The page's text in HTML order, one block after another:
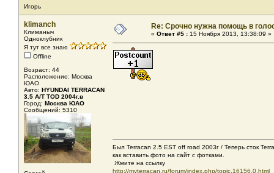
Игорь
klimanch
Климаныч
Одноклубник
Я тут все знаю
Offline
Возраст: 44
Расположение: Москва
ЮАО
Авто: HYUNDAI TERRACAN
3.5 A/T TOD 2004г.в
Город: Москва ЮАО
Сообщений: 5310
Re: Срочно нужна помощь в
« Ответ #5 : 15 Ноября 2013, 13:38:09 »
Был Terracan 2.5 EST off road 2003г / Теперь сток
как вставить фото на сайт с фотками.
Жмите на ссылку
http://myterracan.ru/forum/index.php/topic,16156.0.html